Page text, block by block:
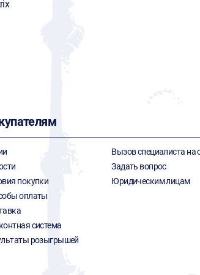
покупки
оплаты
система
розыгрышей
Вызов специалиста на
Задать вопрос
Юридическим лицам